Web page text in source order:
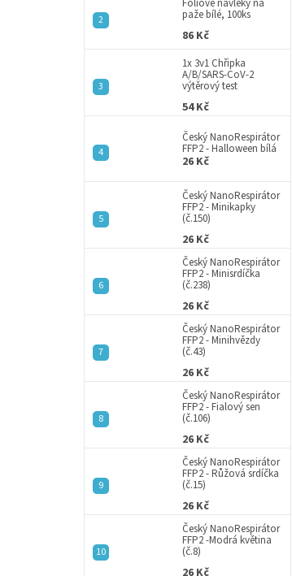
paže bílé, 100ks
86 Kč
1x 3v1 Chřipka
A/B/SARS-CoV-2
výtěrový test
54 Kč
Český NanoRespirátor
FFP2 - Halloween bílá
26 Kč
Český NanoRespirátor
FFP2 - Minikapky
(č.150)
26 Kč
Český NanoRespirátor
FFP2 - Minisrdíčka
(č.238)
26 Kč
Český NanoRespirátor
FFP2 - Minihvězdy
(č.43)
26 Kč
Český NanoRespirátor
FFP2 - Fialový sen
(č.106)
26 Kč
Český NanoRespirátor
FFP2 - Růžová srdíčka
(č.15)
26 Kč
Český NanoRespirátor
FFP2 -Modrá květina
(č.8)
26 Kč